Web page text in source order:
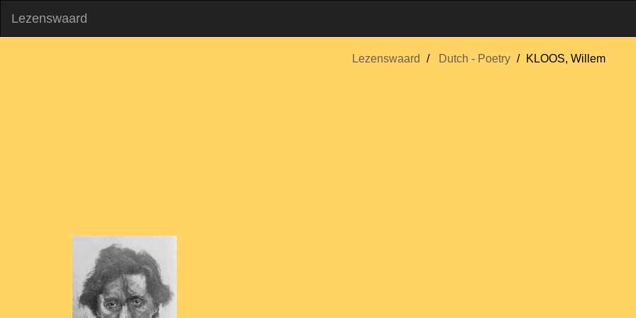
Lezenswaard
Lezenswaard Dutch - Poetry KLOOS, Willem